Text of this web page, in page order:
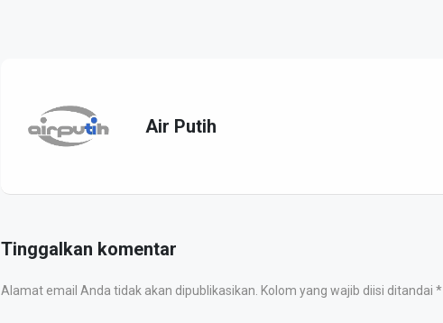
Air Putih
Tinggalkan komentar
Alamat email Anda tidak akan dipublikasikan. Kolom yang wajib diisi ditandai *